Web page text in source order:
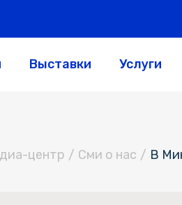
Выставки Услуги
центр / Сми о нас / В